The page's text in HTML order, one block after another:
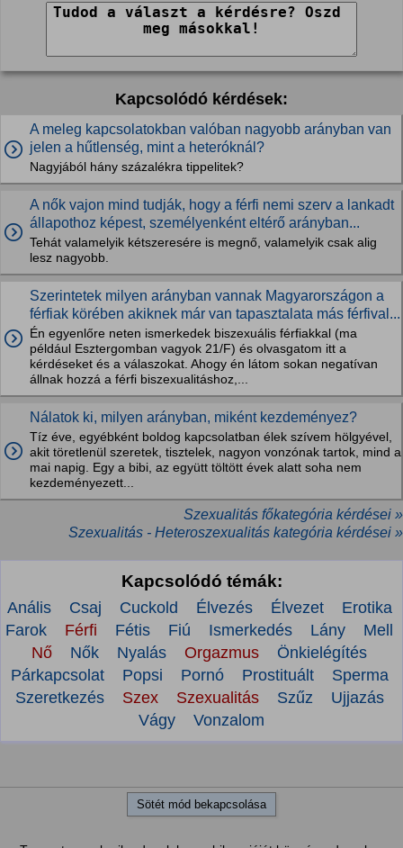
Kapcsolódó kérdések:
A meleg kapcsolatokban valóban nagyobb arányban van
jelen a hűtlenség, mint a heteróknál?
Nagyjából hány százalékra tippelitek?
A nők vajon mind tudják, hogy a férfi nemi szerv a lankadt
állapothoz képest, személyenként eltérő arányban...
Tehát valamelyik kétszeresére is megnő, valamelyik csak alig
lesz nagyobb.
Szerintetek milyen arányban vannak Magyarországon a
férfiak körében akiknek már van tapasztalata más férfival...
Én egyenlőre neten ismerkedek biszexuális férfiakkal (ma
például Esztergomban vagyok 21/F) és olvasgatom itt a
kérdéseket és a válaszokat. Ahogy én látom sokan negatívan
állnak hozzá a férfi biszexualitáshoz,...
Nálatok ki, milyen arányban, miként kezdeményez?
Tíz éve, egyébként boldog kapcsolatban élek szívem hölgyével,
akit töretlenül szeretek, tisztelek, nagyon vonzónak tartok, mind a
mai napig. Egy a bibi, az együtt töltött évek alatt soha nem
kezdeményezett...
Szexualitás főkategória kérdései »
Szexualitás - Heteroszexualitás kategória kérdései »
Kapcsolódó témák:
Anális Csaj Cuckold Élvezés Élvezet
Erotika
Farok
Férfi Fétis Fiú Ismerkedés Lány
Mell
Nő
Nők Nyalás Orgazmus
Önkielégítés
Párkapcsolat
Popsi Pornó Prostituált
Sperma
Szeretkezés
Szex Szexualitás Szűz
Ujjazás
Vágy
Vonzalom
Sötét mód bekapcsolása